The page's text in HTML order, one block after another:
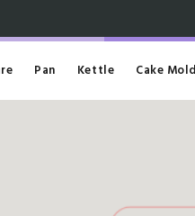
Pan Kettle Cake